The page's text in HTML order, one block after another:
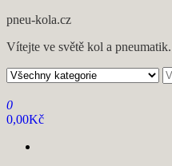
pneu-kola.cz
Vítejte ve světě kol a pneumatik.
0
0,00Kč